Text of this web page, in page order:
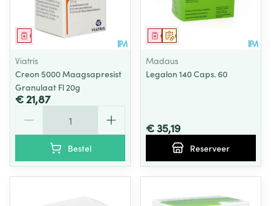
Geneesmiddel
Viatris
Creon 5000 Maagsapresist
Granulaat Fl 20g
€ 21,87
Bestel
Op voorschrift
Geneesmiddel
Madaus
Legalon 140 Caps. 60
€ 35,19
Reserveer